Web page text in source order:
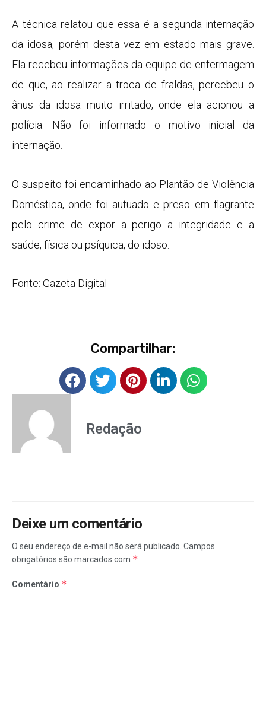
A técnica relatou que essa é a segunda internação
da idosa, porém desta vez em estado mais grave.
Ela recebeu informações da equipe de enfermagem
de que, ao realizar a troca de fraldas, percebeu o
ânus da idosa muito irritado, onde ela acionou a
polícia. Não foi informado o motivo inicial da
internação.
O suspeito foi encaminhado ao Plantão de Violência
Doméstica, onde foi autuado e preso em flagrante
pelo crime de expor a perigo a integridade e a
saúde, física ou psíquica, do idoso.
Fonte: Gazeta Digital
Compartilhar:
Redação
Deixe um comentário
O seu endereço de e-mail não será publicado. Campos
obrigatórios são marcados com *
Comentário *